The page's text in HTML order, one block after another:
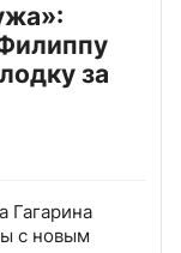
за
Гагарина
с новым